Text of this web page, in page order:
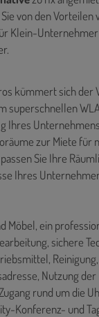
von den Vorteilen
Klein-
kümmert sich der
superschnellen
Ihres
zur Miete für
Sie Ihre
Ihres
Möbel, ein
sichere
Nutzung der
rund um die
Konferenz- und